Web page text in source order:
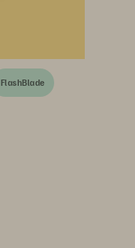
FlashBlade